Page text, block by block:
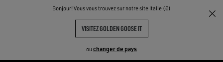
Bonjour! Vous vous trouvez sur notre site Italie (€)
VISITEZ GOLDEN GOOSE IT
ou changer de pays